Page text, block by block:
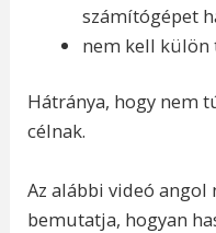
számítógépet
nem kell külön
Hátránya, hogy nem
célnak.
Az alábbi videó angol
bemutatja, hogyan